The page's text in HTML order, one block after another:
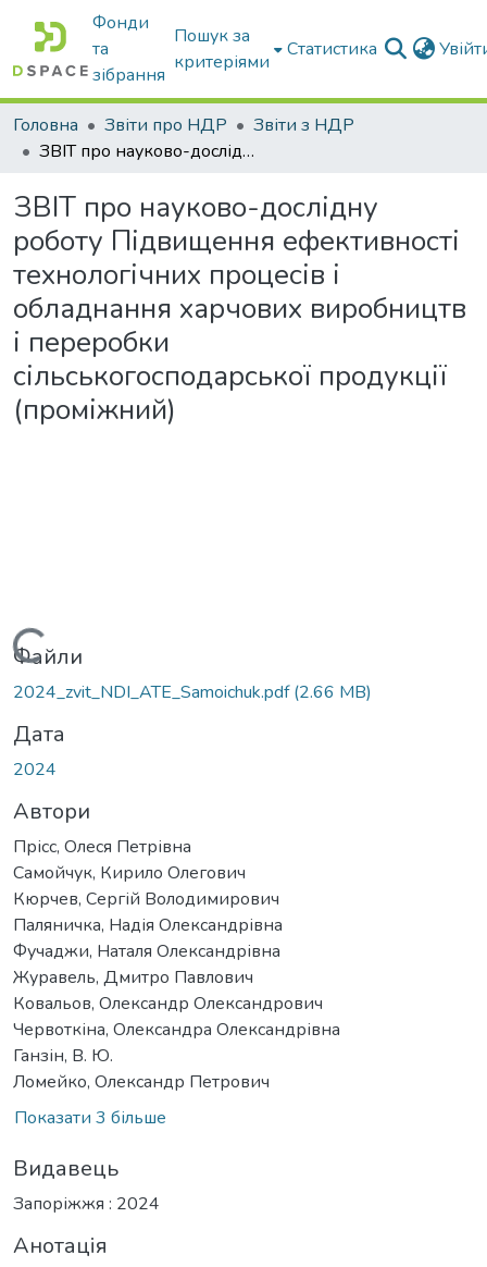
Фонди
та
зібрання
Пошук за
критеріями
Статистика
Головна Звіти про НДР
Звіти з НДР
ЗВІТ про науково-дослідну роботу Підвищення ефективності технологічних процесів і обладнання харчових виробництв і переробки сільськогосподарської продукції (проміжний)
ЗВІТ про науково-дослідну
роботу Підвищення ефективності
технологічних процесів і
обладнання харчових виробництв
і переробки
сільськогосподарської продукції
(проміжний)
Файли
2024_zvit_NDI_ATE_Samoichuk.pdf(2.66 MB)
Дата
2024
Автори
Прісс, Олеся Петрівна
Самойчук, Кирило Олегович
Кюрчев, Сергій Володимирович
Паляничка, Надія Олександрівна
Фучаджи, Наталя Олександрівна
Журавель, Дмитро Павлович
Ковальов, Олександр Олександрович
Червоткіна, Олександра Олександрівна
Ганзін, В. Ю.
Ломейко, Олександр Петрович
Показати 3 більше
Видавець
Запоріжжя : 2024
Анотація